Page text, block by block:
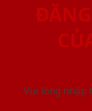
Vui lòng nhập